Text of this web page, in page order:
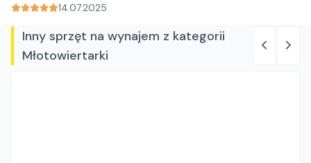
14.07.2025
Inny sprzęt na wynajem z kategorii
Młotowiertarki